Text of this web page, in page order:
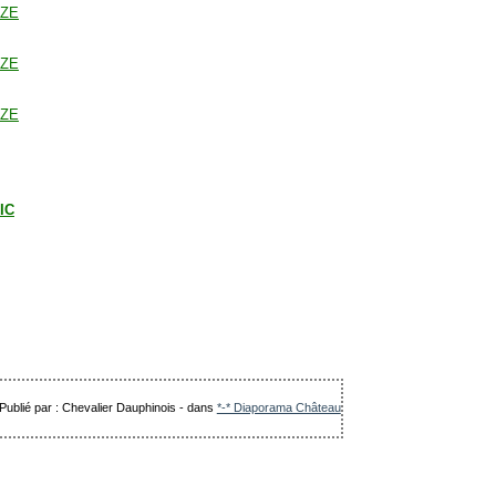
Publié par : Chevalier Dauphinois -dans *-* Diaporama Château